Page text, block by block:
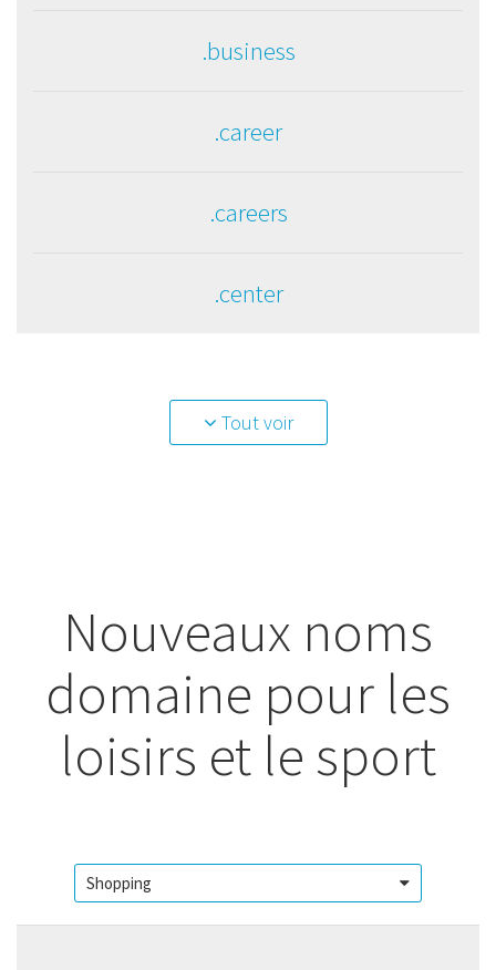
.business
.career
.careers
.center
Tout voir
Nouveaux noms
domaine pour les
loisirs et le sport